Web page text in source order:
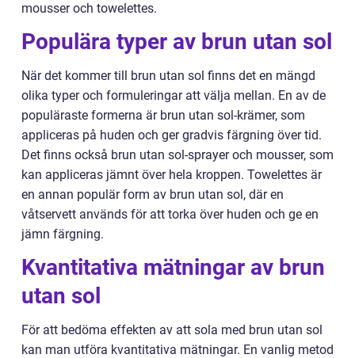
mousser och towelettes.
Populära typer av brun utan sol
När det kommer till brun utan sol finns det en mängd
olika typer och formuleringar att välja mellan. En av de
populäraste formerna är brun utan sol-krämer, som
appliceras på huden och ger gradvis färgning över tid.
Det finns också brun utan sol-sprayer och mousser, som
kan appliceras jämnt över hela kroppen. Towelettes är
en annan populär form av brun utan sol, där en
våtservett används för att torka över huden och ge en
jämn färgning.
Kvantitativa mätningar av brun
utan sol
För att bedöma effekten av att sola med brun utan sol
kan man utföra kvantitativa mätningar. En vanlig metod